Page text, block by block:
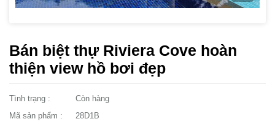
Bán biệt thự Riviera Cove hoàn
thiện view hồ bơi đẹp
Tình trạng :
Còn hàng
Mã sản phẩm :
28D1B